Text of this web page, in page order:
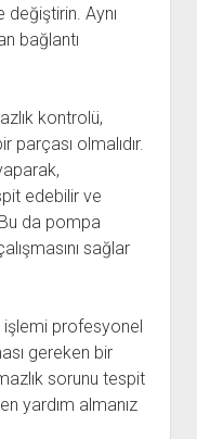
Aynı
bağlantı
kontrolü,
parçası olmalıdır.
edebilir ve
da pompa
sağlar
işlemi profesyonel
gereken bir
sorunu tespit
yardım almanız